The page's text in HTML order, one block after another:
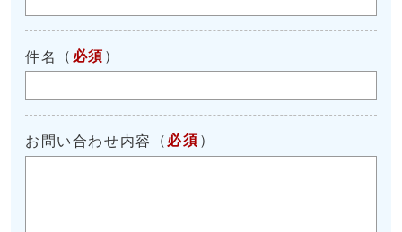
件名 （ 必須 ）
お問い合わせ内容 （ 必須 ）